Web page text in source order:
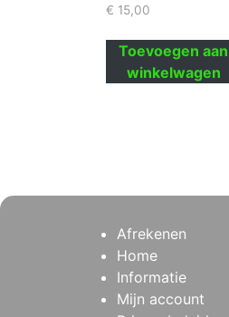
€ 15,00
Toevoegen aan
winkelwagen
Afrekenen
Home
Informatie
Mijn account